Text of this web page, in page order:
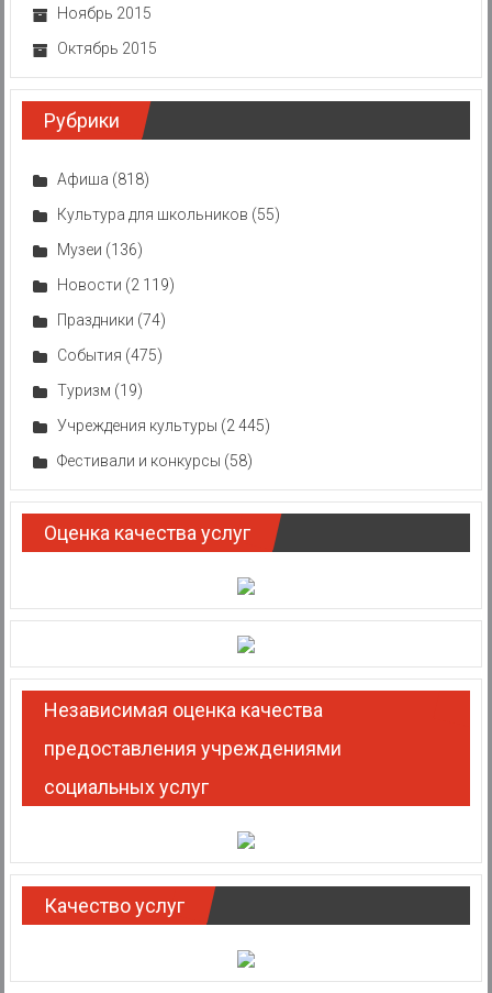
Ноябрь 2015
Октябрь 2015
Рубрики
Афиша (818)
Культура для школьников (55)
Музеи (136)
Новости (2 119)
Праздники (74)
События (475)
Туризм (19)
Учреждения культуры (2 445)
Фестивали и конкурсы (58)
Оценка качества услуг
Независимая оценка качества
предоставления учреждениями
социальных услуг
Качество услуг